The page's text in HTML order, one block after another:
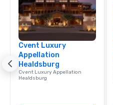
Cvent Luxury
Appellation
Healdsburg
Cvent Luxury Appellation
Healdsburg